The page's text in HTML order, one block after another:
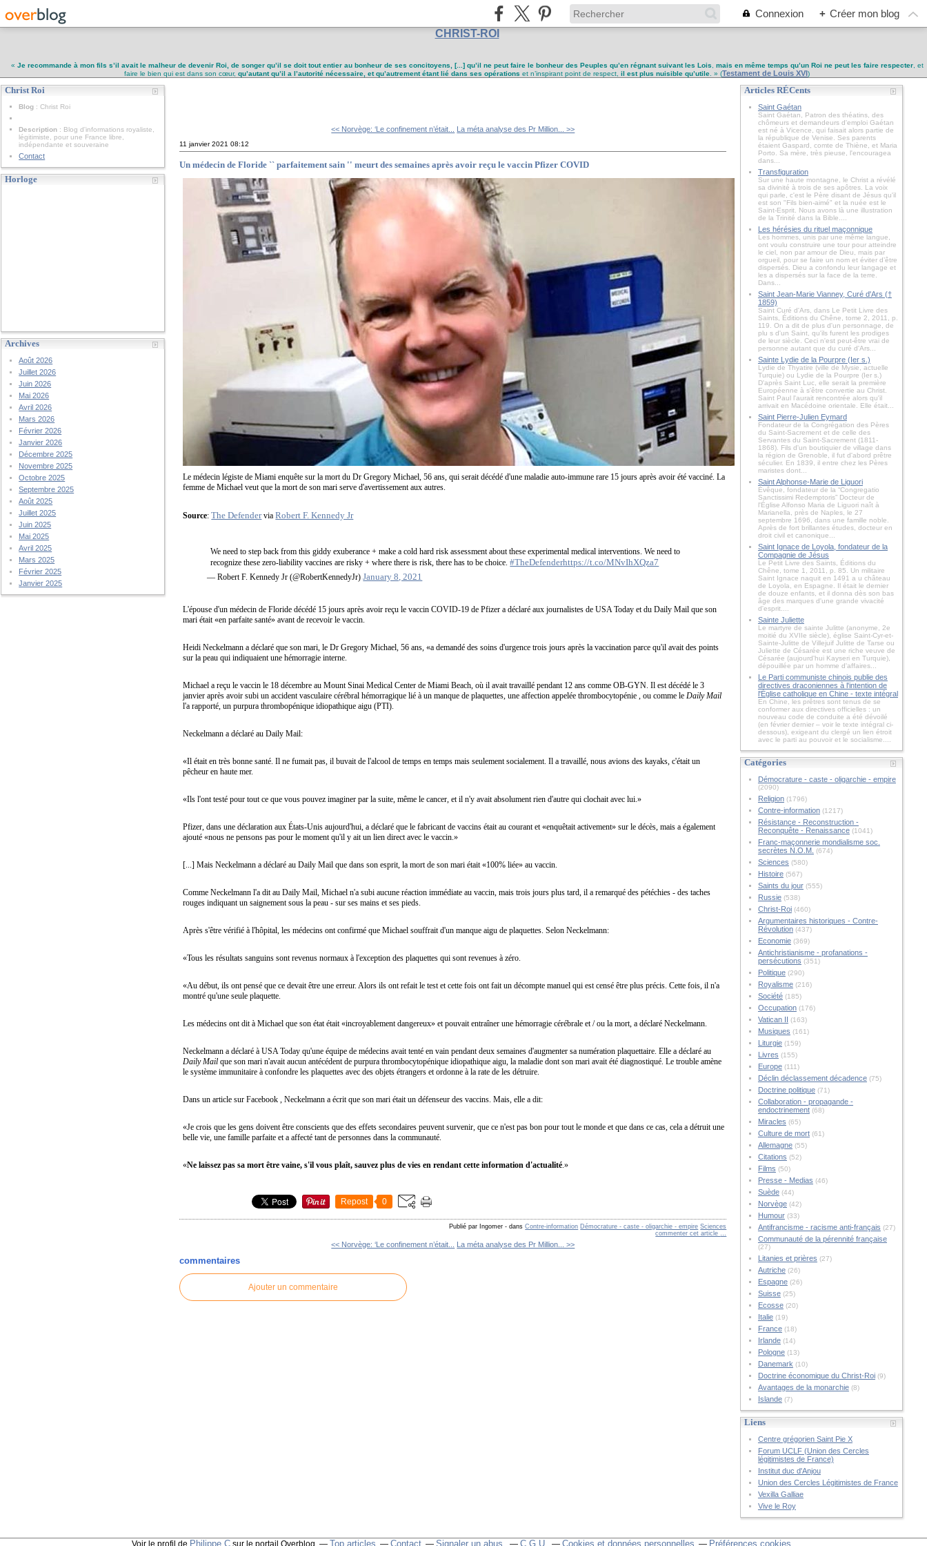
Connexion + Créer mon blog
CHRIST-ROI
« Je recommande à mon fils s’il avait le malheur de devenir Roi, de songer qu’il se doit tout entier au bonheur de ses concitoyens, [...] qu’il ne peut faire le bonheur des Peuples qu’en régnant suivant les Lois mais en même temps qu’un Roi ne peut les faire respecter, et
faire le bien qui est dans son cœur, qu’autant qu’il a l’autorité nécessaire, et qu’autrement étant lié dans ses opérations et n’inspirant point de respect, il est plus nuisible qu’utile . » (Testament de Louis XVI)
Christ Roi
Blog : Christ Roi
Description : Blog d'informations royaliste,
légitimiste, pour une France libre,
indépendante et souveraine
Contact
Horloge
Archives
Août 2026
Juillet 2026
Juin 2026
Mai 2026
Avril 2026
Mars 2026
Février 2026
Janvier 2026
Décembre 2025
Novembre 2025
Octobre 2025
Septembre 2025
Août 2025
Juillet 2025
Juin 2025
Mai 2025
Avril 2025
Mars 2025
Février 2025
Janvier 2025
<< Norvège: ‘Le confinement n’était... La méta analyse des Pr Million... >>
11 janvier 2021 08:12
Un médecin de Floride `` parfaitement sain '' meurt des semaines après avoir reçu le vaccin Pfizer COVID
Le médecin légiste de Miami enquête sur la mort du Dr Gregory Michael, 56 ans, qui serait décédé d'une maladie auto-immune rare 15 jours après avoir été vacciné. La
femme de Michael veut que la mort de son mari serve d'avertissement aux autres.
Source:The DefenderviaRobert F. Kennedy Jr
We need to step back from this giddy exuberance + make a cold hard risk assessment about these experimental medical interventions. We need to
recognize these zero-liability vaccines are risky + where there is risk, there has to be choice.#TheDefenderhttps://t.co/MNvIhXQza7
— Robert F. Kennedy Jr (@RobertKennedyJr)January 8, 2021
L'épouse d'un médecin de Floride décédé 15 jours après avoir reçu le vaccin COVID-19 de Pfizer a déclaré aux journalistes de USA Today et du Daily Mail que son
mari était «en parfaite santé» avant de recevoir le vaccin.
Heidi Neckelmann a déclaré que son mari, le Dr Gregory Michael, 56 ans, «a demandé des soins d'urgence trois jours après la vaccination parce qu'il avait des points
sur la peau qui indiquaient une hémorragie interne.
Michael a reçu le vaccin le 18 décembre au Mount Sinai Medical Center de Miami Beach, où il avait travaillé pendant 12 ans comme OB-GYN. Il est décédé le 3
janvier après avoir subi un accident vasculaire cérébral hémorragique lié à un manque de plaquettes, une affection appelée thrombocytopénie , ou comme le Daily Mail
l'a rapporté, un purpura thrombopénique idiopathique aigu (PTI).
Neckelmann a déclaré au Daily Mail:
«Il était en très bonne santé. Il ne fumait pas, il buvait de l'alcool de temps en temps mais seulement socialement. Il a travaillé, nous avions des kayaks, c'était un
pêcheur en haute mer.
«Ils l'ont testé pour tout ce que vous pouvez imaginer par la suite, même le cancer, et il n'y avait absolument rien d'autre qui clochait avec lui.»
Pfizer, dans une déclaration aux États-Unis aujourd'hui, a déclaré que le fabricant de vaccins était au courant et «enquêtait activement» sur le décès, mais a également
ajouté «nous ne pensons pas pour le moment qu'il y ait un lien direct avec le vaccin.»
[...] Mais Neckelmann a déclaré au Daily Mail que dans son esprit, la mort de son mari était «100% liée» au vaccin.
Comme Neckelmann l'a dit au Daily Mail, Michael n'a subi aucune réaction immédiate au vaccin, mais trois jours plus tard, il a remarqué des pétéchies - des taches
rouges indiquant un saignement sous la peau - sur ses mains et ses pieds.
Après s'être vérifié à l'hôpital, les médecins ont confirmé que Michael souffrait d'un manque aigu de plaquettes. Selon Neckelmann:
«Tous les résultats sanguins sont revenus normaux à l'exception des plaquettes qui sont revenues à zéro.
«Au début, ils ont pensé que ce devait être une erreur. Alors ils ont refait le test et cette fois ont fait un décompte manuel qui est censé être plus précis. Cette fois, il n'a
montré qu'une seule plaquette.
Les médecins ont dit à Michael que son état était «incroyablement dangereux» et pouvait entraîner une hémorragie cérébrale et / ou la mort, a déclaré Neckelmann.
Neckelmann a déclaré à USA Today qu'une équipe de médecins avait tenté en vain pendant deux semaines d'augmenter sa numération plaquettaire. Elle a déclaré au
Daily Mail que son mari n'avait aucun antécédent de purpura thrombocytopénique idiopathique aigu, la maladie dont son mari avait été diagnostiqué. Le trouble amène
le système immunitaire à confondre les plaquettes avec des objets étrangers et ordonne à la rate de les détruire.
Dans un article sur Facebook , Neckelmann a écrit que son mari était un défenseur des vaccins. Mais, elle a dit:
«Je crois que les gens doivent être conscients que des effets secondaires peuvent survenir, que ce n'est pas bon pour tout le monde et que dans ce cas, cela a détruit une
belle vie, une famille parfaite et a affecté tant de personnes dans la communauté.
«Ne laissez pas sa mort être vaine, s'il vous plaît, sauvez plus de vies en rendant cette information d'actualité .»
Repost 0
Publié par Ingomer - dansContre-information Démocrature - caste - oligarchie - empire Sciences
commenter cet article
<< Norvège: ‘Le confinement n’était... La méta analyse des Pr Million... >>
commentaires
Ajouter un commentaire
Articles RÉCents
Saint Gaétan
Saint Gaétan, Patron des théatins, des
chômeurs et demandeurs d'emploi Gaétan
est né à Vicence, qui faisait alors partie de
la république de Venise. Ses parents
étaient Gaspard, comte de Thiène, et Maria
Porto. Sa mère, très pieuse, l'encouragea
dans...
Transfiguration
Sur une haute montagne, le Christ a révélé
sa divinité à trois de ses apôtres. La voix
qui parle, c'est le Père disant de Jésus qu'il
est son "Fils bien-aimé" et la nuée est le
Saint-Esprit. Nous avons là une illustration
de la Trinité dans la Bible....
Les hérésies du rituel maçonnique
Les hommes, unis par une même langue,
ont voulu construire une tour pour atteindre
le ciel, non par amour de Dieu, mais par
orgueil, pour se faire un nom et éviter d’être
dispersés. Dieu a confondu leur langage et
les a dispersés sur la face de la terre.
Dans...
Saint Jean-Marie Vianney, Curé d'Ars (†
1859)
Saint Curé d'Ars, dans Le Petit Livre des
Saints, Éditions du Chêne, tome 2, 2011, p.
119. On a dit de plus d'un personnage, de
plu s d'un Saint, qu'ils furent les prodiges
de leur siècle. Ceci n'est peut-être vrai de
personne autant que du curé d'Ars...
Sainte Lydie de la Pourpre (Ier s.)
Lydie de Thyatire (ville de Mysie, actuelle
Turquie) ou Lydie de la Pourpre (Ier s.)
D'après Saint Luc, elle serait la première
Européenne à s'être convertie au Christ.
Saint Paul l'aurait rencontrée alors qu'il
arrivait en Macédoine orientale. Elle était...
Saint Pierre-Julien Eymard
Fondateur de la Congrégation des Pères
du Saint-Sacrement et de celle des
Servantes du Saint-Sacrement (1811-
1868). Fils d'un boutiquier de village dans
la région de Grenoble, il fut d'abord prêtre
séculier. En 1839, il entre chez les Pères
maristes dont...
Saint Alphonse-Marie de Liguori
Évêque, fondateur de la “Congregatio
Sanctissimi Redemptoris” Docteur de
l'Église Alfonso Maria de Liguori naît à
Marianella, près de Naples, le 27
septembre 1696, dans une famille noble.
Après de fort brillantes études, docteur en
droit civil et canonique...
Saint Ignace de Loyola, fondateur de la
Compagnie de Jésus
Le Petit Livre des Saints, Éditions du
Chêne, tome 1, 2011, p. 85. Un militaire
Saint Ignace naquit en 1491 a u château
de Loyola, en Espagne. Il était le dernier
de douze enfants, et il donna dès son bas
âge des marques d'une grande vivacité
d'esprit....
Sainte Juliette
Le martyre de sainte Julitte (anonyme, 2e
moitié du XVIIe siècle), église Saint-Cyr-et-
Sainte-Julitte de Villejuif Julitte de Tarse ou
Juliette de Césarée est une riche veuve de
Césarée (aujourd'hui Kayseri en Turquie),
dépouillée par un homme d'affaires...
Le Parti communiste chinois publie des
directives draconiennes à l'intention de
l'Église catholique en Chine - texte intégral
En Chine, les prêtres sont tenus de se
conformer aux directives officielles : un
nouveau code de conduite a été dévoilé
(en février dernier – voir le texte intégral ci-
dessous), exigeant du clergé un lien étroit
avec le parti au pouvoir et le socialisme....
Catégories
Démocrature - caste - oligarchie - empire
(2090)
Religion(1796)
Contre-information(1217)
Résistance - Reconstruction -
Reconquête - Renaissance(1041)
Franc-maçonnerie mondialisme soc.
secrètes N.O.M. (674)
Sciences (580)
Histoire(567)
Saints du jour(555)
Russie(538)
Christ-Roi(460)
Argumentaires historiques - Contre-
Révolution(437)
Economie(369)
Antichristianisme - profanations -
persécutions (351)
Politique(290)
Royalisme(216)
Société(185)
Occupation(176)
Vatican II (163)
Musiques (161)
Liturgie(159)
Livres (155)
Europe(111)
Déclin déclassement décadence(75)
Doctrine politique(71)
Collaboration - propagande -
endoctrinement(68)
Miracles (65)
Culture de mort(61)
Allemagne(55)
Citations (52)
Films (50)
Presse - Medias (46)
Suède(44)
Norvège(42)
Humour(33)
Antifrancisme - racisme anti-français (27)
Communauté de la pérennité française
(27)
Litanies et prières (27)
Autriche(26)
Espagne(26)
Suisse(25)
Ecosse(20)
Italie(19)
France(18)
Irlande(14)
Pologne(13)
Danemark (10)
Doctrine économique du Christ-Roi(9)
Avantages de la monarchie(8)
Islande(7)
Liens
Centre grégorien Saint Pie X
Forum UCLF (Union des Cercles
légitimistes de France)
Institut duc d'Anjou
Union des Cercles Légitimistes de France
Vexilla Galliae
Vive le Roy
Voir le profil de Philippe C sur le portail Overblog Top articles Contact Signaler un abus C.G.U. Cookies et données personnelles Préférences cookies